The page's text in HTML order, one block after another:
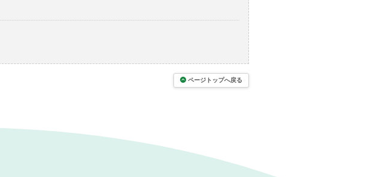
ページトップへ戻る